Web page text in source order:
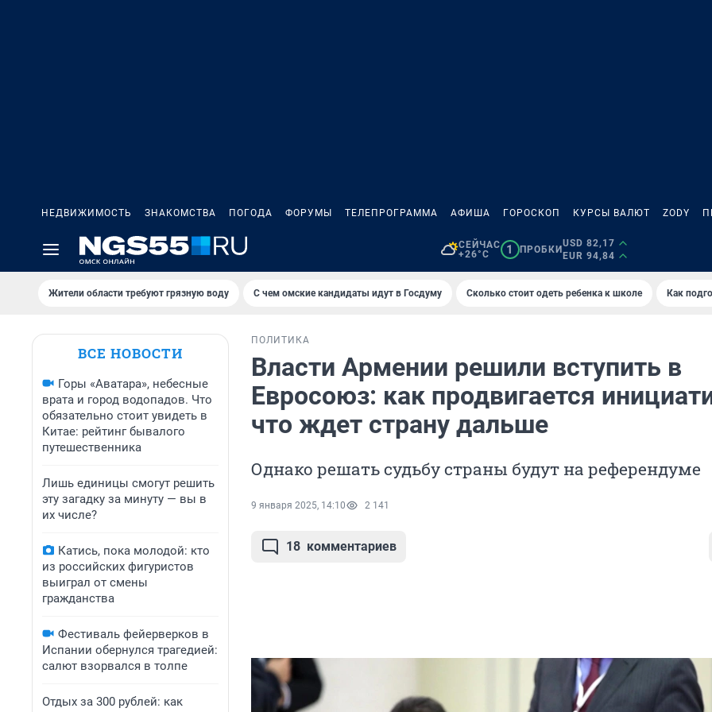
НЕДВИЖИМОСТЬ ЗНАКОМСТВА ПОГОДА ФОРУМЫ ТЕЛЕПРОГРАММА АФИША ГОРОСКОП КУРСЫ ВАЛЮТ ZODY
СЕЙЧАС
+26°C
1 ПРОБКИ
USD 82,17
EUR 94,84
Жители области требуют грязную воду С чем омские кандидаты идут в Госдуму Сколько стоит одеть ребенка к школе Как
ВСЕ НОВОСТИ
Горы «Аватара», небесные
врата и город водопадов. Что
обязательно стоит увидеть в
Китае: рейтинг бывалого
путешественника
Лишь единицы смогут решить
эту загадку за минуту — вы в
их числе?
Катись, пока молодой: кто
из российских фигуристов
выиграл от смены
гражданства
Фестиваль фейерверков в
Испании обернулся трагедией:
салют взорвался в толпе
Отдых за 300 рублей: как
ПОЛИТИКА
Власти Армении решили вступить в
Евросоюз: как продвигается
что ждет страну дальше
Однако решать судьбу страны будут на референдуме
9 января 2025, 14:10 2 141
18 комментариев